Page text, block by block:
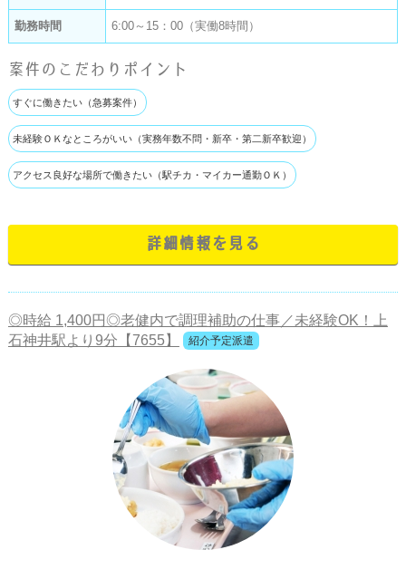
勤務時間 6:00～15：00（実働8時間）
案件のこだわりポイント
すぐに働きたい（急募案件）
未経験ＯＫなところがいい（実務年数不問・新卒・第二新卒歓迎）
アクセス良好な場所で働きたい（駅チカ・マイカー通勤ＯＫ）
詳細情報を見る
◎時給 1,400円◎老健内で調理補助の仕事／未経験OK！上
石神井駅より9分【7655】
紹介予定派遣